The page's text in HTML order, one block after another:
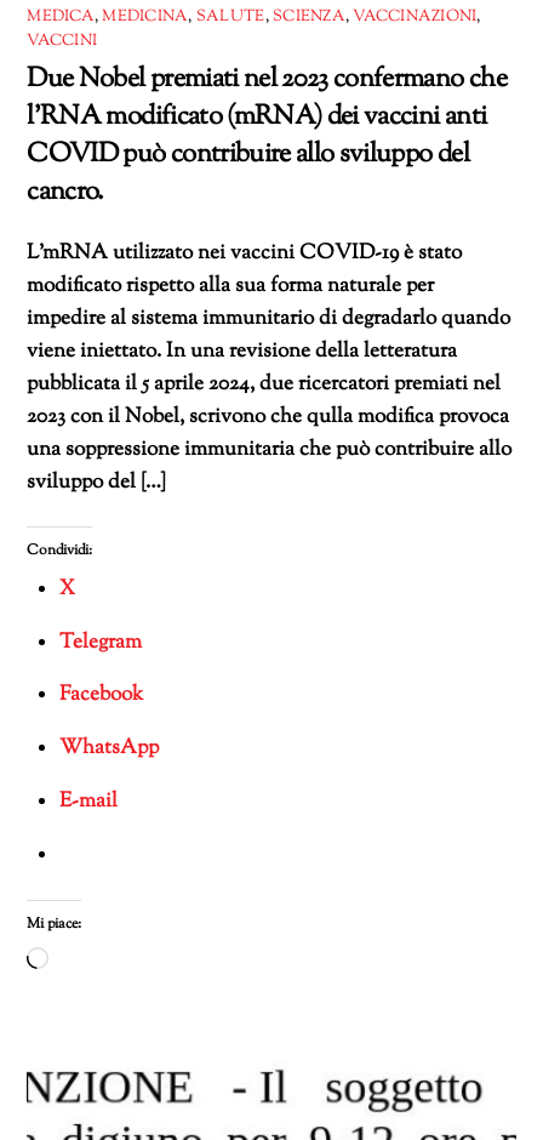
MEDICA,MEDICINA, SALUTE,SCIENZA,VACCINAZIONI,
VACCINI
Due Nobel premiati nel 2023 confermano che
l’RNA modificato (mRNA) dei vaccini anti
COVID può contribuire allo sviluppo del
cancro.
L’mRNA utilizzato nei vaccini COVID-19 è stato
modificato rispetto alla sua forma naturale per
impedire al sistema immunitario di degradarlo quando
viene iniettato. In una revisione della letteratura
pubblicata il 5 aprile 2024, due ricercatori premiati nel
2023 con il Nobel, scrivono che qulla modifica provoca
una soppressione immunitaria che può contribuire allo
sviluppo del […]
Condividi:
X
Telegram
Facebook
WhatsApp
E-mail
Mi piace:
Caricamento